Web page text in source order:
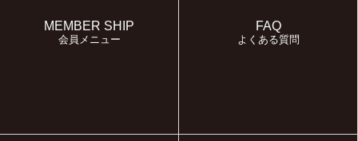
MEMBER SHIP
会員メニュー
FAQ
よくある質問